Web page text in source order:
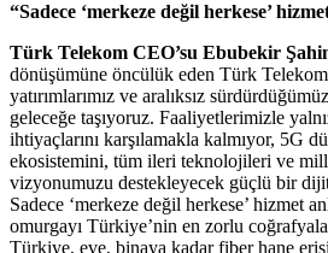
“Sadece ‘merkeze değil herkese’
Türk Telekom CEO’su Ebubekir
dönüşümüne öncülük eden Türk Telekom
yatırımlarımız ve aralıksız
geleceğe taşıyoruz. Faaliyetlerimizle
ihtiyaçlarını karşılamakla kalmıyor, 5G
ekosistemini, tüm ileri teknolojileri ve
vizyonumuzu destekleyecek güçlü bir
Sadece ‘merkeze değil herkese’ hizmet
omurgayı Türkiye’nin en zorlu
Türkiye, eve, binaya kadar fiber hane